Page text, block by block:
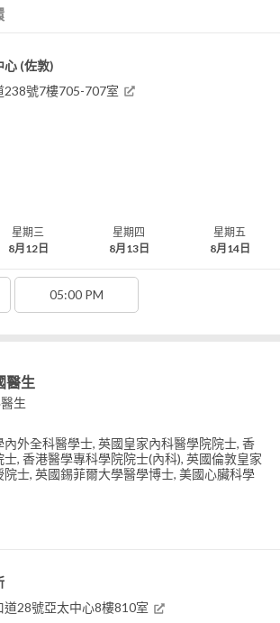
心 (佐敦)
238號7樓705-707室
星期三
8月12日
星期四
8月13日
星期五
8月14日
05:00 PM
醫生
生
外全科醫學士, 英國皇家內科醫學院院士, 香
, 香港醫學專科學院院士(內科), 英國倫敦皇家
院士, 英國錫菲爾大學醫學博士, 美國心臟科學
道28號亞太中心8樓810室